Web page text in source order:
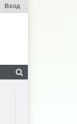
Вход